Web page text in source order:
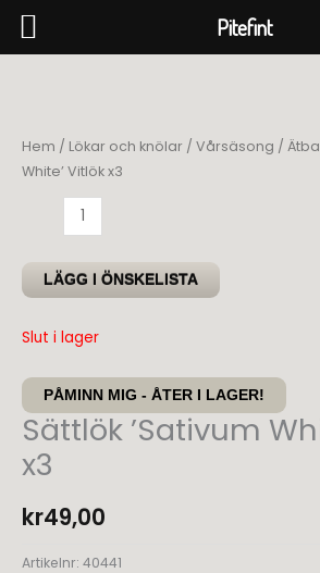
Hem / Lökar och knölar / Vårsäsong /
White’ Vitlök x3
'Sativum
White'
Vitlök
mängd
LÄGG I ÖNSKELISTA
Slut i lager
PÅMINN MIG - ÅTER I LAGER!
Sättlök ’Sativum
x3
kr49,00
Artikelnr: 40441
Pitefint